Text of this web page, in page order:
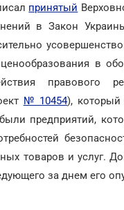
принятый
в Закон
в
правового
№ 10454), который
предприятий,
товаров и услуг.
за днем его